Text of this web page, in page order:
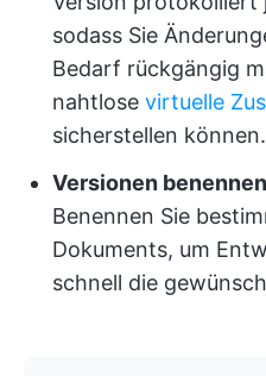
sodass Sie
Bedarf rückgängig
nahtlose virtuelle
sicherstellen können.
Versionen
Benennen Sie
Dokuments, um
schnell die